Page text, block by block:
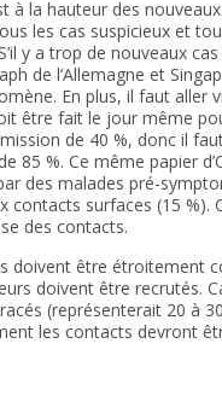
à la hauteur des
les cas suspicieux et
y a trop de nouveaux
de l’Allemagne et
En plus, il faut aller
être fait le jour même
de 40 %, donc il
%. Ce même papier
des malades pré-
surfaces (15 %).
des contacts.
doivent être étroitement
doivent être recrutés.
(représenterait 20 à
les contacts devront